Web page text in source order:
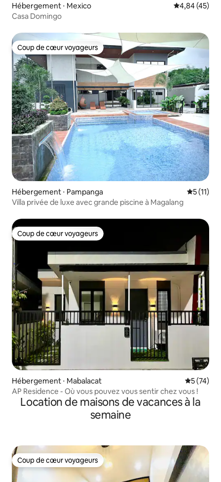
Hébergement ⋅ Mexico Évaluation
4,84 (45)
Casa Domingo
Coup de cœur voyageurs
Coup de cœur voyageurs
Hébergement ⋅ Pampanga
5 (11)
Villa privée de luxe avec grande piscine à Magalang
Coup de cœur voyageurs
Coup de cœur voyageurs
Hébergement ⋅ Mabalacat
5 (74)
AP Residence - Où vous pouvez vous sentir chez vous !
Location de maisons de vacances à la
semaine
Coup de cœur voyageurs
Coup de cœur voyageurs